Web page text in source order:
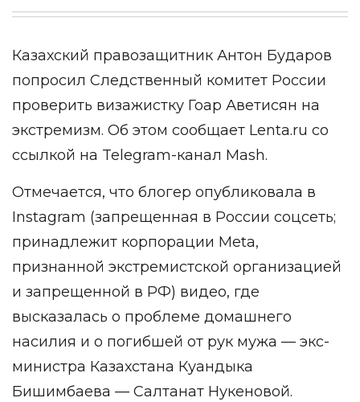
Казахский правозащитник Антон Бударов
попросил Следственный комитет России
проверить визажистку Гоар Аветисян на
экстремизм. Об этом сообщает Lenta.ru со
ссылкой на Telegram-канал Mash.
Отмечается, что блогер опубликовала в
Instagram (запрещенная в России соцсеть;
принадлежит корпорации Meta,
признанной экстремистской организацией
и запрещенной в РФ) видео, где
высказалась о проблеме домашнего
насилия и о погибшей от рук мужа — экс-
министра Казахстана Куандыка
Бишимбаева — Салтанат Нукеновой.